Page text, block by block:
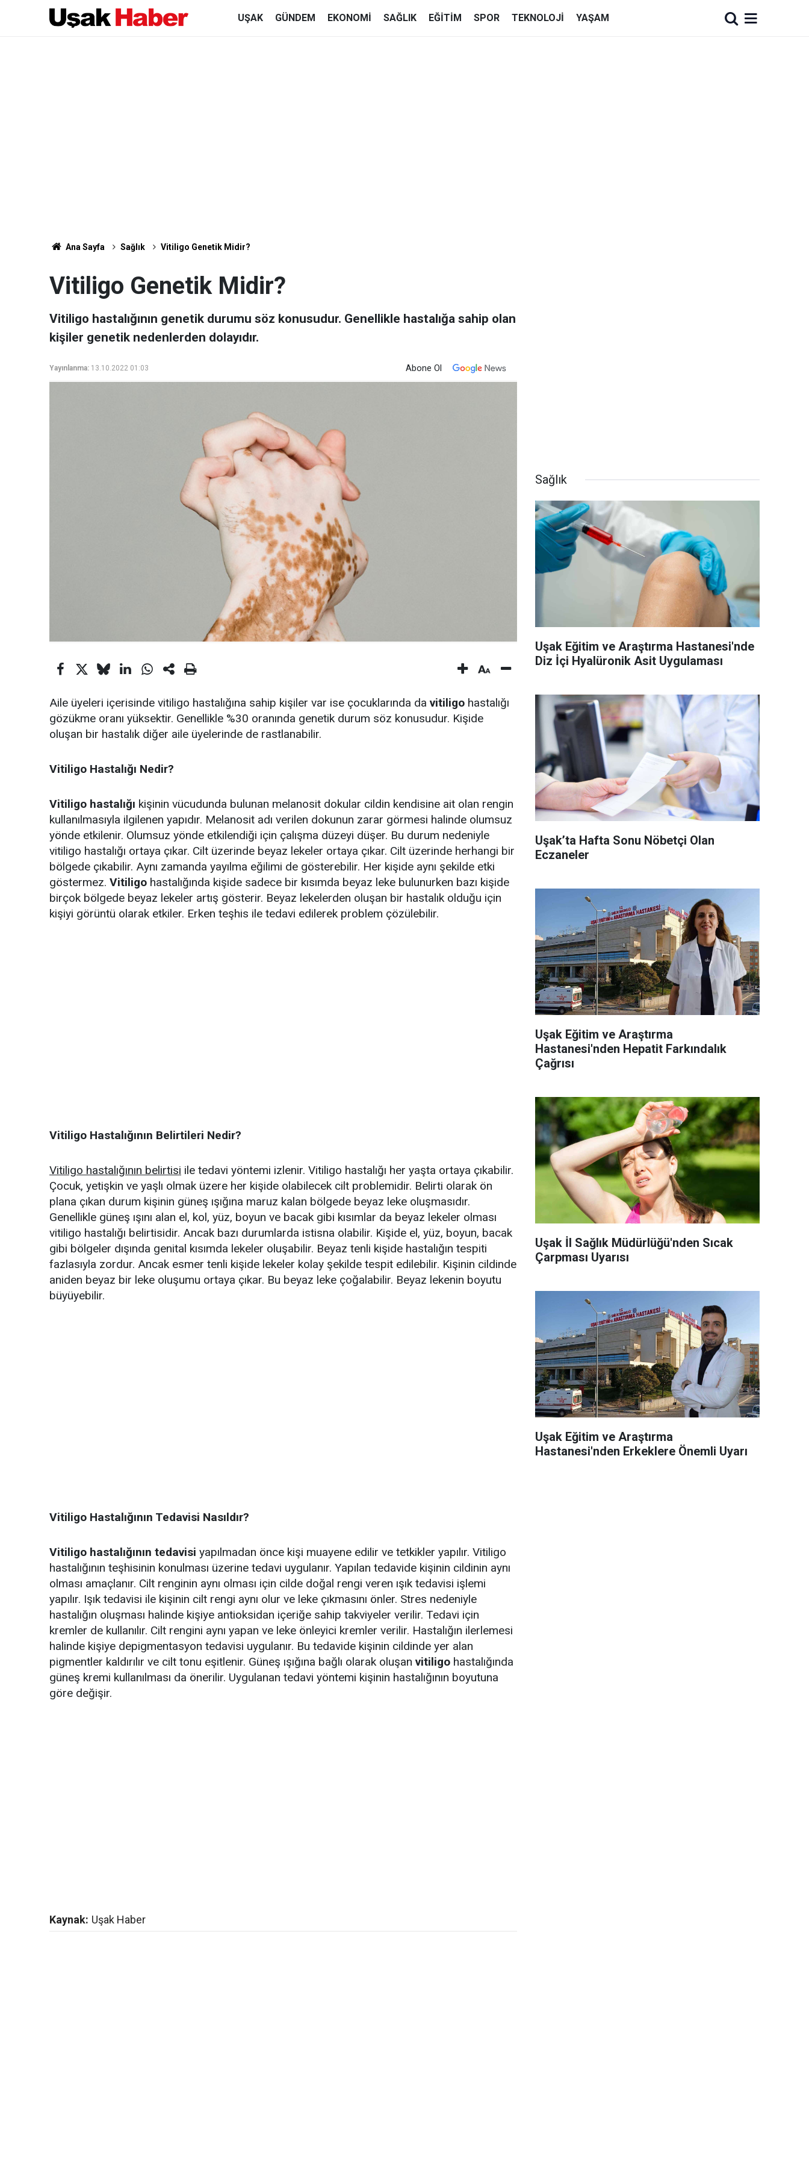
UŞAK GÜNDEM EKONOMI SAĞLIK EĞITIM SPOR TEKNOLOJI YAŞAM
Ana Sayfa Sağlık Vitiligo Genetik Midir?
Vitiligo Genetik Midir?
Vitiligo hastalığının genetik durumu söz konusudur. Genellikle hastalığa sahip olan
kişiler genetik nedenlerden dolayıdır.
Yayınlanma: 13.10.2022 01:03 Abone Ol
Aile üyeleri içerisinde vitiligo hastalığına sahip kişiler var ise çocuklarında davitiligo hastalığı
gözükme oranı yüksektir. Genellikle %30 oranında genetik durum söz konusudur. Kişide
oluşan bir hastalık diğer aile üyelerinde de rastlanabilir.
Vitiligo Hastalığı Nedir?
Vitiligo hastalığı kişinin vücudunda bulunan melanosit dokular cildin kendisine ait olan rengin
kullanılmasıyla ilgilenen yapıdır. Melanosit adı verilen dokunun zarar görmesi halinde olumsuz
yönde etkilenir. Olumsuz yönde etkilendiği için çalışma düzeyi düşer. Bu durum nedeniyle
vitiligo hastalığı ortaya çıkar. Cilt üzerinde beyaz lekeler ortaya çıkar. Cilt üzerinde herhangi bir
bölgede çıkabilir. Aynı zamanda yayılma eğilimi de gösterebilir. Her kişide aynı şekilde etki
göstermez. Vitiligo hastalığında kişide sadece bir kısımda beyaz leke bulunurken bazı kişide
birçok bölgede beyaz lekeler artış gösterir. Beyaz lekelerden oluşan bir hastalık olduğu için
kişiyi görüntü olarak etkiler. Erken teşhis ile tedavi edilerek problem çözülebilir.
Vitiligo Hastalığının Belirtileri Nedir?
Vitiligo hastalığının belirtisi ile tedavi yöntemi izlenir. Vitiligo hastalığı her yaşta ortaya çıkabilir.
Çocuk, yetişkin ve yaşlı olmak üzere her kişide olabilecek cilt problemidir. Belirti olarak ön
plana çıkan durum kişinin güneş ışığına maruz kalan bölgede beyaz leke oluşmasıdır.
Genellikle güneş ışını alan el, kol, yüz, boyun ve bacak gibi kısımlar da beyaz lekeler olması
vitiligo hastalığı belirtisidir. Ancak bazı durumlarda istisna olabilir. Kişide el, yüz, boyun, bacak
gibi bölgeler dışında genital kısımda lekeler oluşabilir. Beyaz tenli kişide hastalığın tespiti
fazlasıyla zordur. Ancak esmer tenli kişide lekeler kolay şekilde tespit edilebilir. Kişinin cildinde
aniden beyaz bir leke oluşumu ortaya çıkar. Bu beyaz leke çoğalabilir. Beyaz lekenin boyutu
büyüyebilir.
Vitiligo Hastalığının Tedavisi Nasıldır?
Vitiligo hastalığının tedavisi yapılmadan önce kişi muayene edilir ve tetkikler yapılır. Vitiligo
hastalığının teşhisinin konulması üzerine tedavi uygulanır. Yapılan tedavide kişinin cildinin aynı
olması amaçlanır. Cilt renginin aynı olması için cilde doğal rengi veren ışık tedavisi işlemi
yapılır. Işık tedavisi ile kişinin cilt rengi aynı olur ve leke çıkmasını önler. Stres nedeniyle
hastalığın oluşması halinde kişiye antioksidan içeriğe sahip takviyeler verilir. Tedavi için
kremler de kullanılır. Cilt rengini aynı yapan ve leke önleyici kremler verilir. Hastalığın ilerlemesi
halinde kişiye depigmentasyon tedavisi uygulanır. Bu tedavide kişinin cildinde yer alan
pigmentler kaldırılır ve cilt tonu eşitlenir. Güneş ışığına bağlı olarak oluşanvitiligo hastalığında
güneş kremi kullanılması da önerilir. Uygulanan tedavi yöntemi kişinin hastalığının boyutuna
göre değişir.
Kaynak: Uşak Haber
Sağlık
Uşak Eğitim ve Araştırma Hastanesi'nde
Diz İçi Hyalüronik Asit Uygulaması
Uşak’ta Hafta Sonu Nöbetçi Olan
Eczaneler
Uşak Eğitim ve Araştırma
Hastanesi'nden Hepatit Farkındalık
Çağrısı
Uşak İl Sağlık Müdürlüğü'nden Sıcak
Çarpması Uyarısı
Uşak Eğitim ve Araştırma
Hastanesi'nden Erkeklere Önemli Uyarı